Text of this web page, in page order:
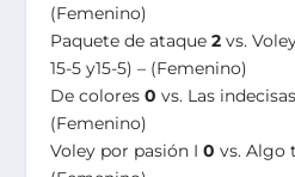
(Femenino)
Paquete de ataque2 vs.
15-5 y15-5) – (Femenino)
De colores0 vs. Las
(Femenino)
Voley por pasión I0 vs. Algo